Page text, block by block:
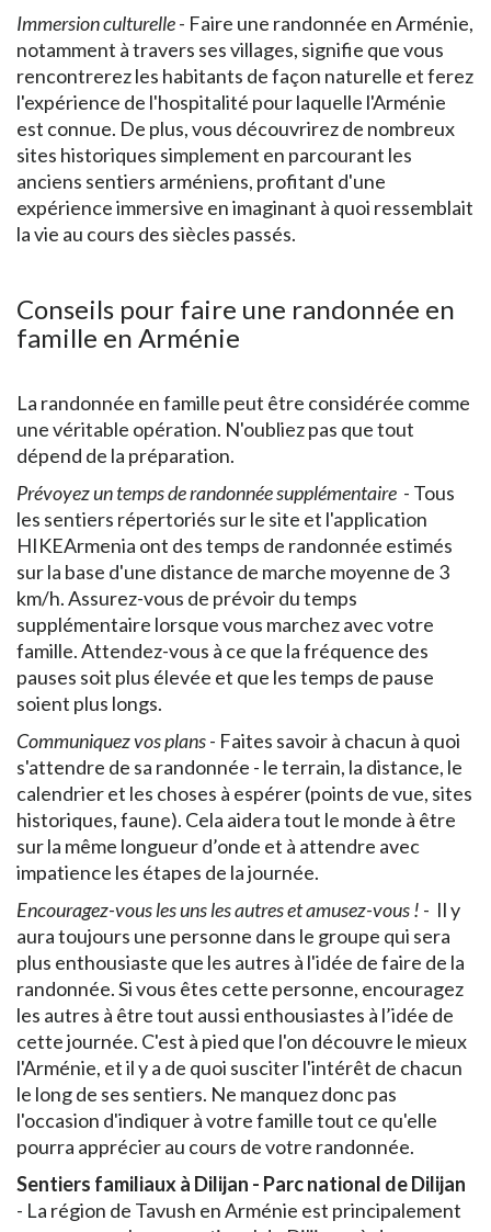
Immersion culturelle- Faire une randonnée en Arménie,
notamment à travers ses villages, signifie que vous
rencontrerez les habitants de façon naturelle et ferez
l'expérience de l'hospitalité pour laquelle l'Arménie
est connue. De plus, vous découvrirez de nombreux
sites historiques simplement en parcourant les
anciens sentiers arméniens, profitant d'une
expérience immersive en imaginant à quoi ressemblait
la vie au cours des siècles passés.
Conseils pour faire une randonnée en
famille en Arménie
La randonnée en famille peut être considérée comme
une véritable opération. N'oubliez pas que tout
dépend de la préparation.
Prévoyez un temps de randonnée supplémentaire - Tous
les sentiers répertoriés sur le site et l'application
HIKEArmenia ont des temps de randonnée estimés
sur la base d'une distance de marche moyenne de 3
km/h. Assurez-vous de prévoir du temps
supplémentaire lorsque vous marchez avec votre
famille. Attendez-vous à ce que la fréquence des
pauses soit plus élevée et que les temps de pause
soient plus longs.
Communiquez vos plans- Faites savoir à chacun à quoi
s'attendre de sa randonnée - le terrain, la distance, le
calendrier et les choses à espérer (points de vue, sites
historiques, faune). Cela aidera tout le monde à être
sur la même longueur d’onde et à attendre avec
impatience les étapes de la journée.
Encouragez-vous les uns les autres et amusez-vous ! - Il y
aura toujours une personne dans le groupe qui sera
plus enthousiaste que les autres à l'idée de faire de la
randonnée. Si vous êtes cette personne, encouragez
les autres à être tout aussi enthousiastes à l’idée de
cette journée. C'est à pied que l'on découvre le mieux
l'Arménie, et il y a de quoi susciter l'intérêt de chacun
le long de ses sentiers. Ne manquez donc pas
l'occasion d'indiquer à votre famille tout ce qu'elle
pourra apprécier au cours de votre randonnée.
Sentiers familiaux à Dilijan - Parc national de Dilijan
- La région de Tavush en Arménie est principalement